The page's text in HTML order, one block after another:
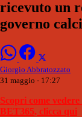
ricevuto un
governo
Giorgio Abbratozzato
31 maggio - 17:27
Scopri come
BET365, clicca qui